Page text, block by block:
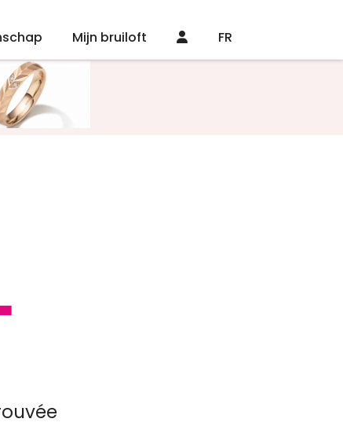
Mijn bruiloft FR